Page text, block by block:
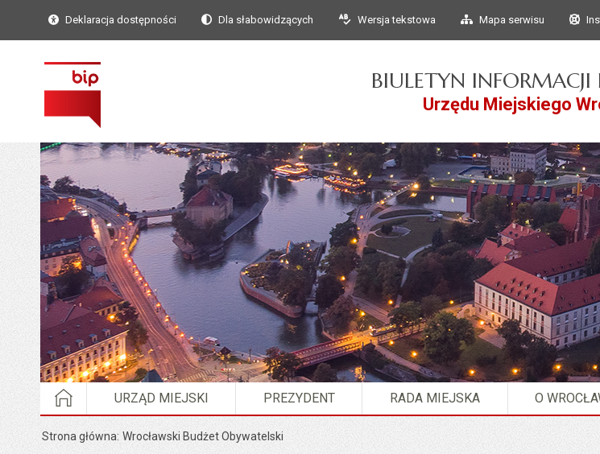
Przejdź do
Przejdź do treści
Deklaracja dostępności Dla słabowidzących Wersja tekstowa Mapa serwisu
BIULETYN INFORMACJI
Urzędu Miejskiego
STRONA GŁÓWNA
URZĄD MIEJSKI PREZYDENT RADA MIEJSKA O
Strona główna Wrocławski Budżet Obywatelski